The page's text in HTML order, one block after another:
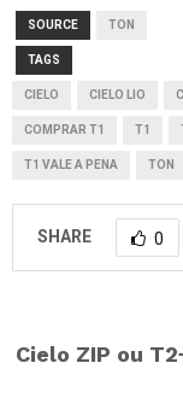
SOURCE TON
TAGS
CIELO CIELO LIO
COMPRAR T1 T1
T1 VALE A PENA TON
SHARE 0
Cielo ZIP ou